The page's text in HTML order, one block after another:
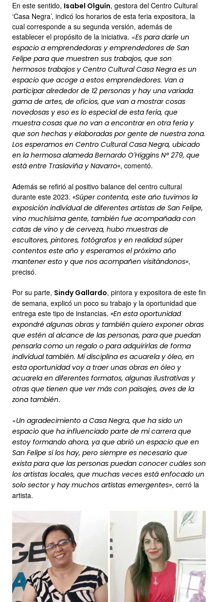
En este sentido, Isabel Olguín, gestora del Centro Cultural
‘Casa Negra’, indicó los horarios de esta feria expositora, la
cual corresponde a su segunda versión, además de
establecer el propósito de la iniciativa. «Es para darle un
espacio a emprendedoras y emprendedores de San
Felipe para que muestren sus trabajos, que son
hermosos trabajos y Centro Cultural Casa Negra es un
espacio que acoge a estos emprendedores. Van a
participar alrededor de 12 personas y hay una variada
gama de artes, de oficios, que van a mostrar cosas
novedosas y eso es lo especial de esta feria, que
muestra cosas que no van a encontrar en otra feria y
que son hechas y elaboradas por gente de nuestra zona.
Los esperamos en Centro Cultural Casa Negra, ubicado
en la hermosa alameda Bernardo O´Higgins N° 279, que
está entre Traslaviña y Navarro», comentó.
Además se refirió al positivo balance del centro cultural
durante este 2023. «Súper contenta, este año tuvimos la
exposición individual de diferentes artistas de San Felipe,
vino muchísima gente, también fue acompañada con
catas de vino y de cerveza, hubo muestras de
escultores, pintores, fotógrafos y en realidad súper
contentos este año y esperamos el próximo año
mantener esto y que nos acompañen visitándonos»,
precisó.
Por su parte, Sindy Gallardo, pintora y expositora de este fin
de semana, explicó un poco su trabajo y la oportunidad que
entrega este tipo de instancias. «En esta oportunidad
expondré algunas obras y también quiero exponer obras
que estén al alcance de las personas, para que puedan
pensarla como un regalo o para adquirirlas de forma
individual también. Mi disciplina es acuarela y óleo, en
esta oportunidad voy a traer unas obras en óleo y
acuarela en diferentes formatos, algunas ilustrativas y
otras que tienen que ver más con paisajes, aves de la
zona también.
«Un agradecimiento a Casa Negra, que ha sido un
espacio que ha influenciado parte de mi carrera que
estoy formando ahora, ya que abrió un espacio que en
San Felipe sí los hay, pero siempre es necesario que
exista para que las personas puedan conocer cuáles son
los artistas locales, que muchas veces está enfocado un
solo sector y hay muchos artistas emergentes», cerró la
artista.